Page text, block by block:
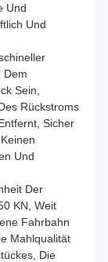
Und
Und
Dem
Sein,
Rückstroms
Sicher
Und
Der
KN, Weit
Fahrbahn
Mahlqualität
Die